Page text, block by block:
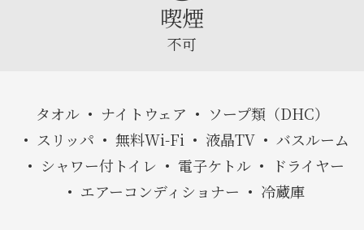
喫煙
不可
タオル ナイトウェア
ソープ類（DHC）
スリッパ
無料Wi-Fi 液晶TV
バスルーム
シャワー付トイレ
電子ケトル
ドライヤー
エアーコンディショナー
冷蔵庫